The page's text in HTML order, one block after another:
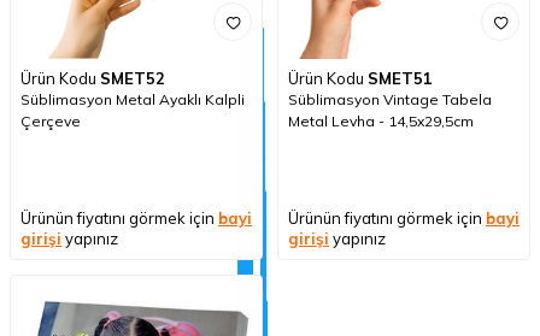
Ürün Kodu SMET52
Süblimasyon Metal Ayaklı Kalpli
Çerçeve
Ürünün fiyatını görmek için bayi
girişi yapınız
Ürün Kodu SMET51
Süblimasyon Vintage Tabela
Metal Levha - 14,5x29,5cm
Ürünün fiyatını görmek için bayi
girişi yapınız